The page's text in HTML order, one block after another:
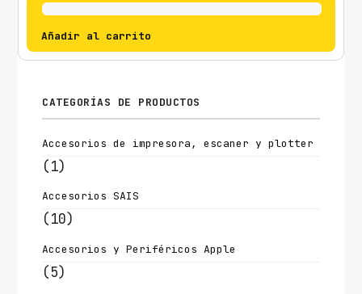
Añadir al carrito
CATEGORÍAS DE PRODUCTOS
Accesorios de impresora, escaner y plotter
(1)
Accesorios SAIS
(10)
Accesorios y Periféricos Apple
(5)